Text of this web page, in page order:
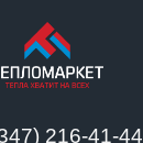
216-41-44